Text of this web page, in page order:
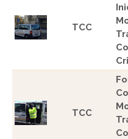
TCC
TCC